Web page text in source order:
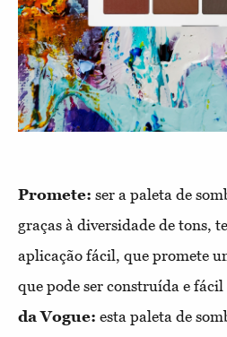
Promete: ser a paleta de
graças à diversidade de tons,
aplicação fácil, que promete
que pode ser construída e fácil
da Vogue: esta paleta de